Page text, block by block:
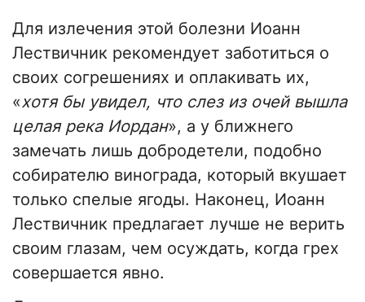
Для излечения этой болезни Иоанн
Лествичник рекомендует заботиться о
своих согрешениях и оплакивать их,
«хотя бы увидел, что слез из очей вышла
целая река Иордан», а у ближнего
замечать лишь добродетели, подобно
собирателю винограда, который вкушает
только спелые ягоды. Наконец, Иоанн
Лествичник предлагает лучше не верить
своим глазам, чем осуждать, когда грех
совершается явно.